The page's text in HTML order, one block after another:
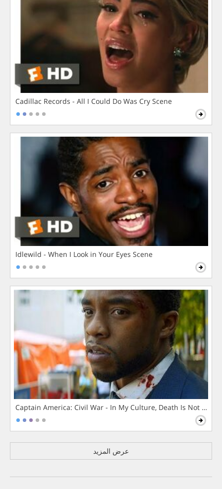
Cadillac Records - All I Could Do Was Cry Scene
Idlewild - When I Look in Your Eyes Scene
Captain America: Civil War - In My Culture, Death Is Not The
عرض المزيد